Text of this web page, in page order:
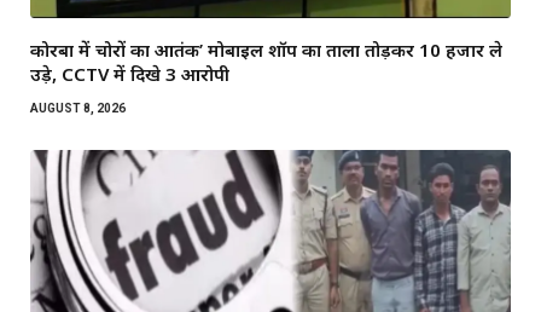
कोरबा में चोरों का आतंक’ मोबाइल शॉप का ताला तोड़कर ₹10 हजार ले
उड़े, CCTV में दिखे 3 आरोपी
AUGUST 8, 2026